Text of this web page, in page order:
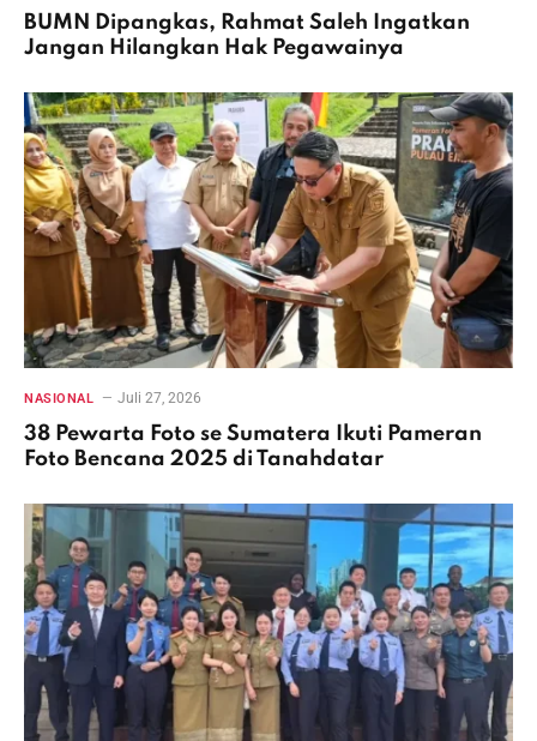
BUMN Dipangkas, Rahmat Saleh Ingatkan
Jangan Hilangkan Hak Pegawainya
NASIONAL Juli 27, 2026
38 Pewarta Foto se Sumatera Ikuti Pameran
Foto Bencana 2025 di Tanahdatar